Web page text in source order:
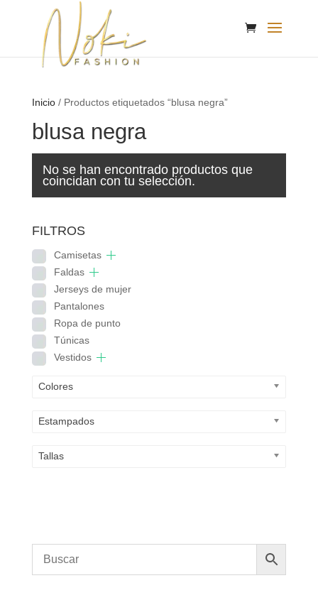
Inicio/ Productos etiquetados “blusa negra”
blusa negra
No se han encontrado productos que
coincidan con tu selección.
FILTROS
Camisetas
Faldas
Jerseys de mujer
Pantalones
Ropa de punto
Túnicas
Vestidos
Colores
Estampados
Tallas